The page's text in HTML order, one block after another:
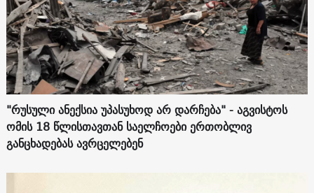
"რუსული ანექსია უპასუხოდ არ დარჩება" - აგვისტოს
ომის 18 წლისთავთან საელჩოები ერთობლივ
განცხადებას ავრცელებენ